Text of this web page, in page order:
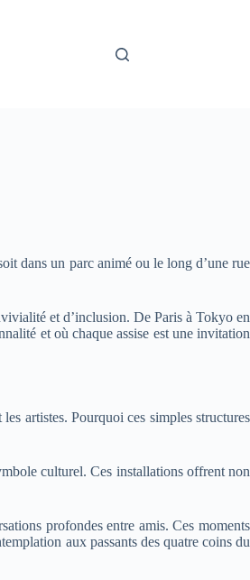
dans un parc animé ou le long d’une rue
et d’inclusion. De Paris à Tokyo en
et où chaque assise est une invitation
artistes. Pourquoi ces simples structures
culturel. Ces installations offrent non
profondes entre amis. Ces moments
aux passants des quatre coins du